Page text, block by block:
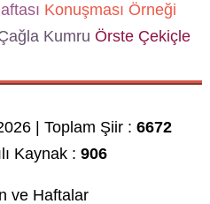
Konuşması Örneği
Kumru Örste Çekiçle
| Toplam Şiir :6672
Kaynak :906
ve Haftalar